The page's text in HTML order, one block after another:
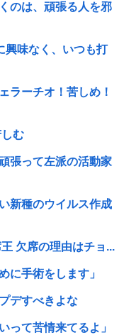
のは、頑張る人を邪
興味なく、いつも打
ラーチオ！苦しめ！
む
張って左派の活動家
新種のウイルス作成
欠席の理由はチョ...
に手術をします」
デすべきよな
って苦情来てるよ」